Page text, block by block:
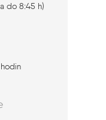
do 8:45 h)